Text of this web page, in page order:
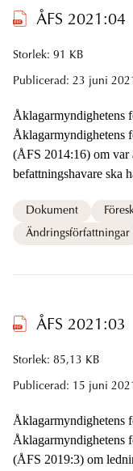
ÅFS 2021:04
Storlek: 91 KB
Publicerad: 23 juni
Åklagarmyndighetens
Åklagarmyndighetens
(ÅFS 2014:16) om var
befattningshavare ska
Dokument
Ändringsförfattningar
ÅFS 2021:03
Storlek: 85,13 KB
Publicerad: 15 juni
Åklagarmyndighetens
Åklagarmyndighetens
(ÅFS 2019:3) om